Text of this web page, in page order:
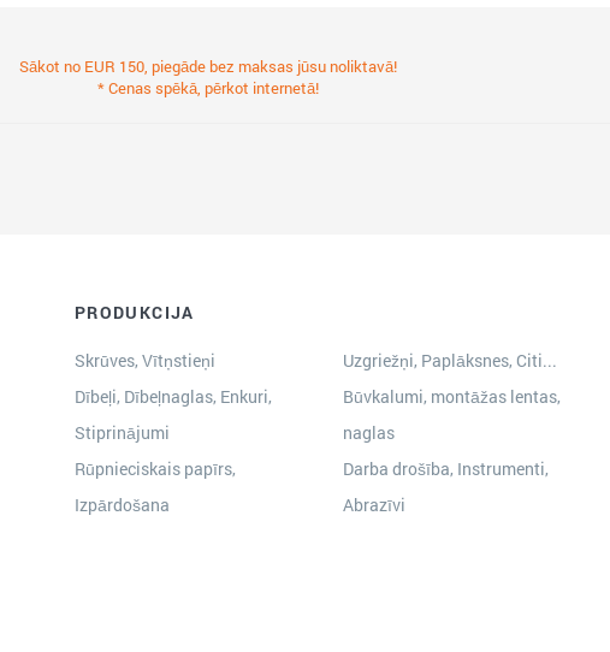
Sākot no EUR 150, piegāde bez maksas jūsu noliktavā!
* Cenas spēkā, pērkot internetā!
PRODUKCIJA
Skrūves, Vītņstieņi
Uzgriežņi, Paplāksnes, Citi...
Dībeļi, Dībeļnaglas, Enkuri,
Stiprinājumi
Būvkalumi, montāžas lentas,
naglas
Rūpnieciskais papīrs,
Izpārdošana
Darba drošība, Instrumenti,
Abrazīvi